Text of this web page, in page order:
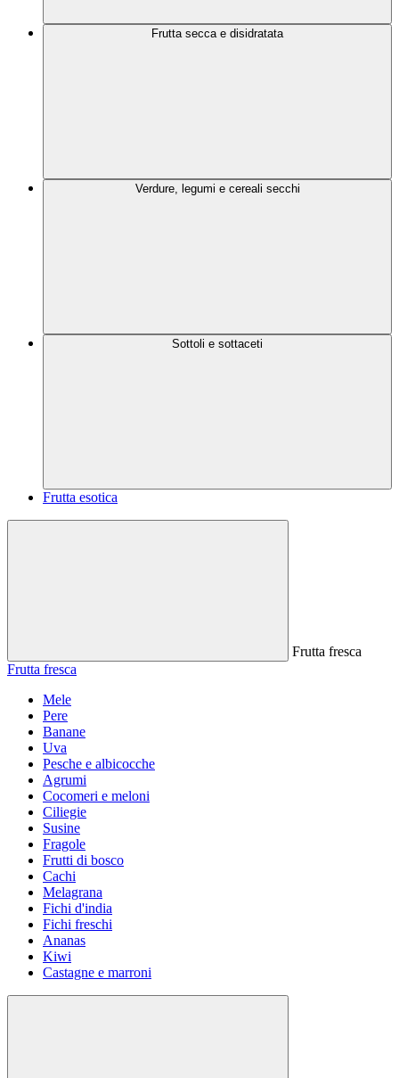
Frutta secca e disidratata
Verdure, legumi e cereali secchi
Sottoli e sottaceti
Frutta esotica
Frutta fresca
Frutta fresca
Mele
Pere
Banane
Uva
Pesche e albicocche
Agrumi
Cocomeri e meloni
Ciliegie
Susine
Fragole
Frutti di bosco
Cachi
Melagrana
Fichi d'india
Fichi freschi
Ananas
Kiwi
Castagne e marroni